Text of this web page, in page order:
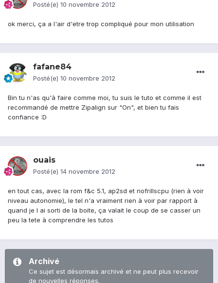
Posté(e) 10 novembre 2012
ok merci, ça a l'air d'etre trop compliqué pour mon utilisation
fafane84
Posté(e) 10 novembre 2012
Bin tu n'as qu'à faire comme moi, tu suis le tuto et comme il est
recommandé de mettre Zipalign sur "On", et bien tu fais
confiance :D
ouais
Posté(e) 14 novembre 2012
en tout cas, avec la rom f&c 5.1, ap2sd et nofrillscpu (rien à voir
niveau autonomie), le tel n'a vraiment rien à voir par rapport à
quand je l ai sorti de la boite, ça valait le coup de se casser un
peu la tete à comprendre les tutos
Archivé
Ce sujet est désormais archivé et ne peut plus recevoir
de nouvelles réponses.